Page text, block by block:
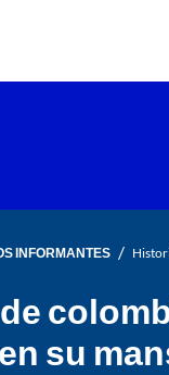
INFORMANTES /
su